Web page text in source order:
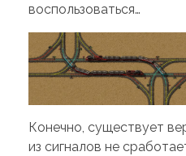
воспользоваться…
Конечно, существует
из сигналов не